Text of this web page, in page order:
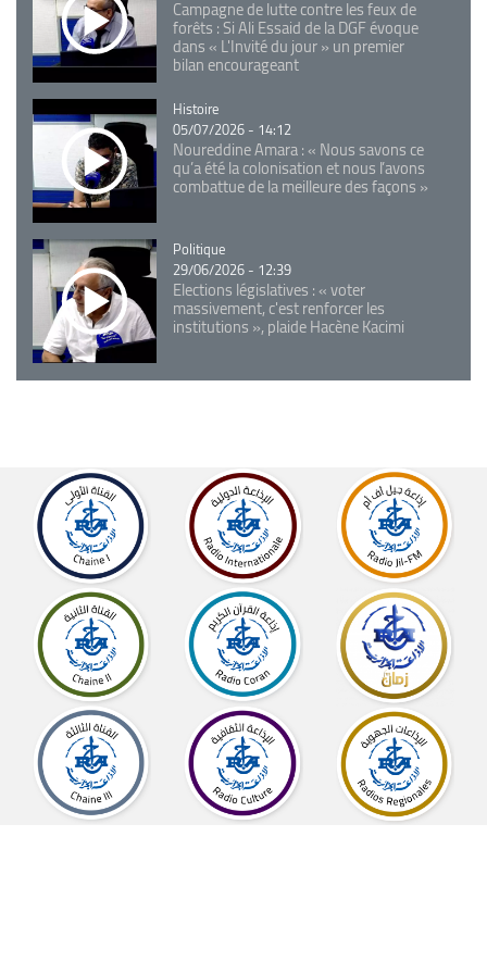
Campagne de lutte contre les feux de
forêts : Si Ali Essaid de la DGF évoque
dans « L'Invité du jour » un premier
bilan encourageant
Catégorie
Histoire
05/07/2026 - 14:12
Noureddine Amara : « Nous savons ce
qu’a été la colonisation et nous l’avons
combattue de la meilleure des façons »
Catégorie
Politique
29/06/2026 - 12:39
Elections législatives : « voter
massivement, c'est renforcer les
institutions », plaide Hacène Kacimi